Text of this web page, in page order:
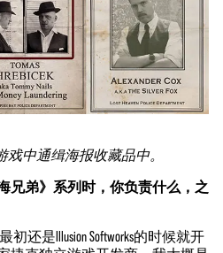
游戏中通缉海报收藏品中。
兄弟》系列时，你负责什么，之
还是Illusion Softworks的时候就开